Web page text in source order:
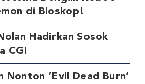
di Bioskop!
Hadirkan Sosok
CGI
Nonton ‘Evil Dead Burn’